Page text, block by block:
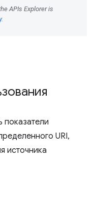
показатели
URI,
источника